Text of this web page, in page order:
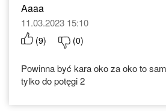
Aaaa
11.03.2023 15:10
(9) (0)
Powinna być kara oko za oko to
tylko do potęgi 2